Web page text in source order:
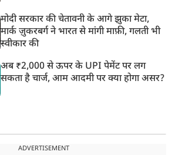
मोदी सरकार की चेतावनी के आगे झुका मेटा,
मार्क ज़ुकरबर्ग ने भारत से मांगी माफ़ी, गलती भी
स्वीकार की
अब ₹2,000 से ऊपर के UPI पेमेंट पर लग
सकता है चार्ज, आम आदमी पर क्या होगा असर?
ADVERTISEMENT